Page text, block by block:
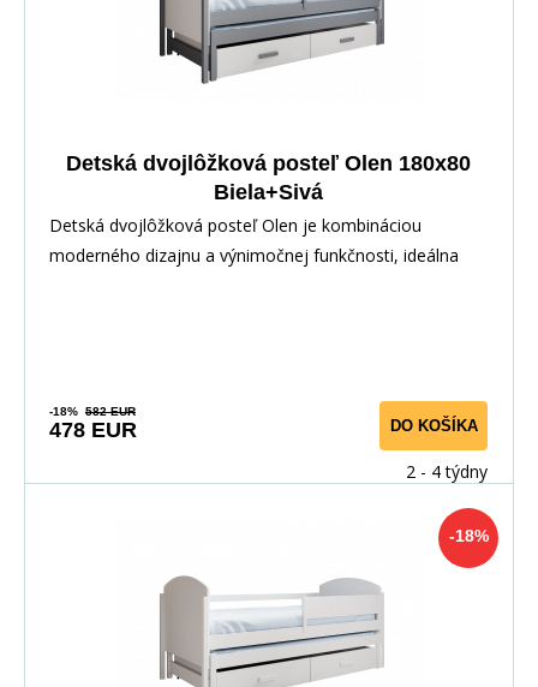
Detská dvojlôžková posteľ Olen 180x80
Biela+Sivá
Detská dvojlôžková posteľ Olen je kombináciou
moderného dizajnu a výnimočnej funkčnosti, ideálna
-18% 582 EUR
478 EUR DO KOŠÍKA
2 - 4 týdny
-18%